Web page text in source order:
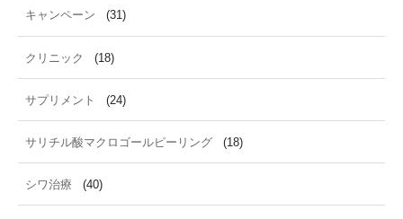
キャンペーン (31)
クリニック (18)
サプリメント (24)
サリチル酸マクロゴールピーリング (18)
シワ治療 (40)